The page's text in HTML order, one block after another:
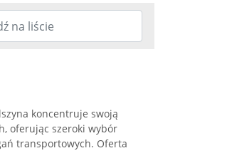
koncentruje swoją
oferując szeroki wybór
transportowych. Oferta